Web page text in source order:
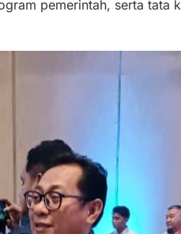
pemerintah, serta tata